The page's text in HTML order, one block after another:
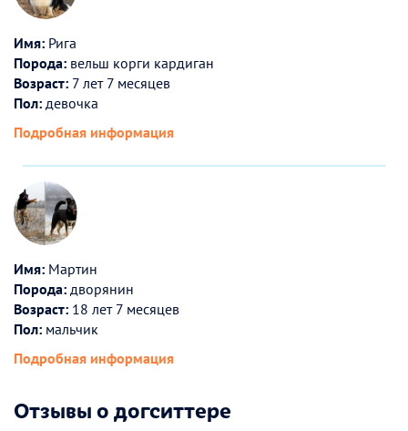
Имя: Рига
Порода: вельш корги кардиган
Возраст: 7 лет 7 месяцев
Пол: девочка
Подробная информация
Имя: Мартин
Порода: дворянин
Возраст: 18 лет 7 месяцев
Пол: мальчик
Подробная информация
Отзывы о догситтере